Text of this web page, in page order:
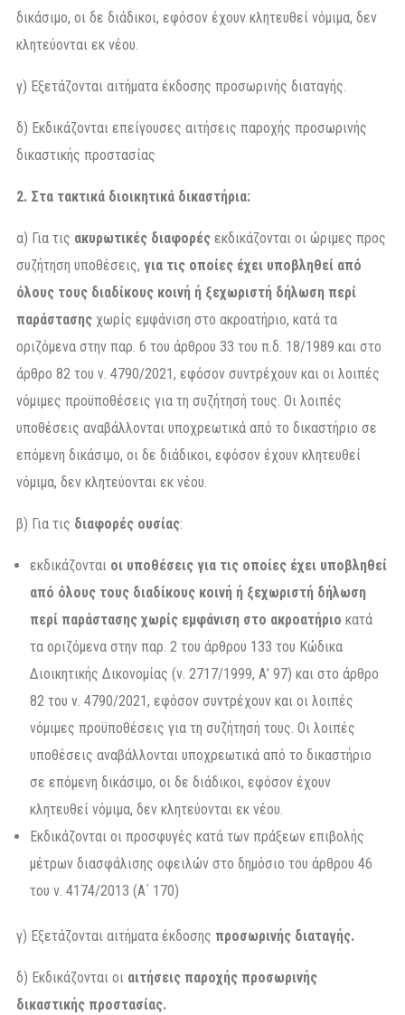
δικάσιμο, οι δε διάδικοι, εφόσον έχουν κλητευθεί νόμιμα, δεν
κλητεύονται εκ νέου.
γ) Εξετάζονται αιτήματα έκδοσης προσωρινής διαταγής.
δ) Εκδικάζονται επείγουσες αιτήσεις παροχής προσωρινής
δικαστικής προστασίας
2. Στα τακτικά διοικητικά δικαστήρια:
α) Για τις ακυρωτικές διαφορές εκδικάζονται οι ώριμες προς
συζήτηση υποθέσεις, για τις οποίες έχει υποβληθεί από
όλους τους διαδίκους κοινή ή ξεχωριστή δήλωση περί
παράστασης χωρίς εμφάνιση στο ακροατήριο, κατά τα
οριζόμενα στην παρ. 6 του άρθρου 33 του π.δ. 18/1989 και στο
άρθρο 82 του ν. 4790/2021, εφόσον συντρέχουν και οι λοιπές
νόμιμες προϋποθέσεις για τη συζήτησή τους. Oι λοιπές
υποθέσεις αναβάλλονται υποχρεωτικά από το δικαστήριο σε
επόμενη δικάσιμο, οι δε διάδικοι, εφόσον έχουν κλητευθεί
νόμιμα, δεν κλητεύονται εκ νέου.
β) Για τις διαφορές ουσίας:
εκδικάζονται οι υποθέσεις για τις οποίες έχει υποβληθεί
από όλους τους διαδίκους κοινή ή ξεχωριστή δήλωση
περί παράστασης χωρίς εμφάνιση στο ακροατήριο κατά
τα οριζόμενα στην παρ. 2 του άρθρου 133 του Κώδικα
Διοικητικής Δικονομίας (ν. 2717/1999, Α’ 97) και στο άρθρο
82 του ν. 4790/2021, εφόσον συντρέχουν και οι λοιπές
νόμιμες προϋποθέσεις για τη συζήτησή τους. Oι λοιπές
υποθέσεις αναβάλλονται υποχρεωτικά από το δικαστήριο
σε επόμενη δικάσιμο, οι δε διάδικοι, εφόσον έχουν
κλητευθεί νόμιμα, δεν κλητεύονται εκ νέου.
Εκδικάζονται οι προσφυγές κατά των πράξεων επιβολής
μέτρων διασφάλισης οφειλών στο δημόσιο του άρθρου 46
του ν. 4174/2013 (Α΄ 170)
γ) Εξετάζονται αιτήματα έκδοσης προσωρινής διαταγής.
δ) Εκδικάζονται οι αιτήσεις παροχής προσωρινής
δικαστικής προστασίας.